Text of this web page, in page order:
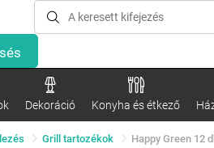
Dekoráció Konyha és étkező
Grill tartozékok Happy Green 12